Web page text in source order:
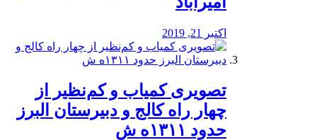
اکتبر 21, 2019
️تصویری کمیاب و کم‌نظیر از
چهار راه كالج و دبيرستان البرز
حدود ۱۳۱۱ه ش